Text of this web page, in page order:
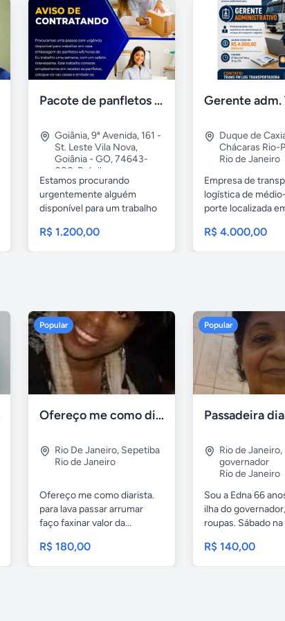
Pacote de panfletos - Vaga de trabalho para trabalho em casa
Goiânia,9ª Avenida, 161 -
St. Leste Vila Nova,
Goiânia - GO, 74643-
080, Brésil
Goiás
Estamos procurando
urgentemente alguém
disponível para um trabalho
R$ 1.200,00
Duque de
Chácaras Rio-
Rio de Janeiro
Empresa de
logística de
porte localizada
R$ 4.000,00
Popular
Ofereço me como diarista
Rio De Janeiro, Sepetiba
Rio de Janeiro
Ofereço me como diarista.
para lava passar arrumar
faço faxinar valor da...
R$ 180,00
Popular
Passadeira
Rio de Janeiro,
governador
Rio de Janeiro
Sou a Edna 66
ilha do
roupas. Sábado na
R$ 140,00